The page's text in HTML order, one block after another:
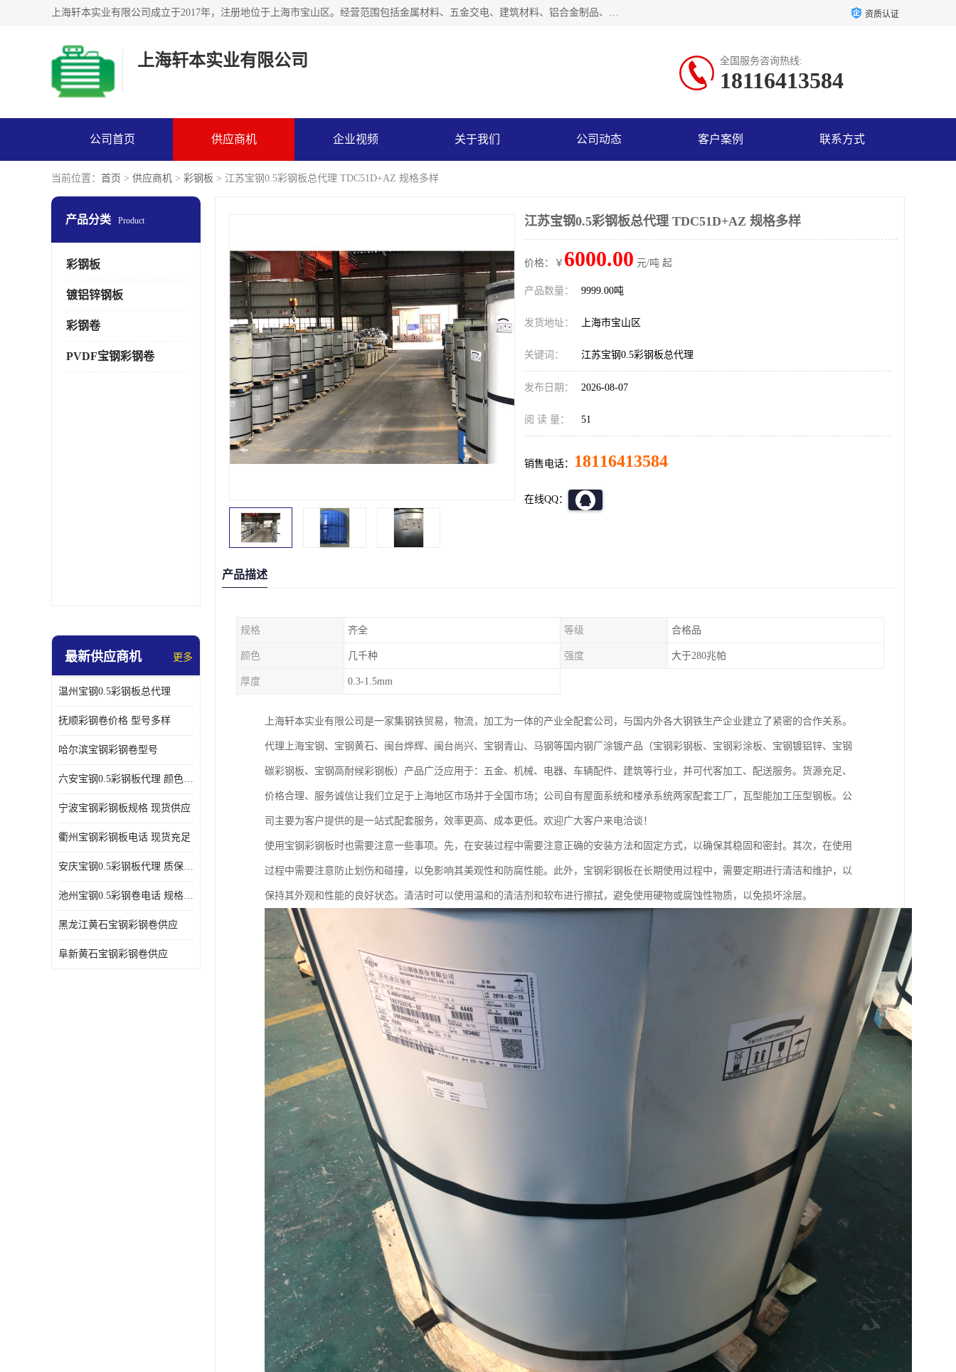
上海轩本实业有限公司成立于2017年，注册地位于上海市宝山区。经营范围包括金属材料、五金交电、建筑材料、铝合金制品、机械设备、电线电缆、装潢材料等；公司主营产品：宝钢彩钢板、宝钢彩钢卷、宝钢彩涂板、宝钢彩涂卷、宝钢高耐候彩钢板，宝钢氟碳彩钢板。是一家集钢铁贸易，物流、加工为一体的产业全配套公司。 资质认证
上海轩本实业有限公司 全国服务咨询热线:
18116413584
公司首页 供应商机 企业视频 关于我们 公司动态 客户案例 联系方式
当前位置： 首页 > 供应商机 > 彩钢板 > 江苏宝钢0.5彩钢板总代理 TDC51D+AZ 规格多样
产品分类 Product
彩钢板
镀铝锌钢板
彩钢卷
PVDF宝钢彩钢卷
最新供应商机 更多
温州宝钢0.5彩钢板总代理
抚顺彩钢卷价格 型号多样
哈尔滨宝钢彩钢卷型号
六安宝钢0.5彩钢板代理 颜色定制
宁波宝钢彩钢板规格 现货供应
衢州宝钢彩钢板电话 现货充足
安庆宝钢0.5彩钢板代理 质保十年起
池州宝钢0.5彩钢卷电话 规格多样
黑龙江黄石宝钢彩钢卷供应
阜新黄石宝钢彩钢卷供应
江苏宝钢0.5彩钢板总代理 TDC51D+AZ 规格多样
价格：￥ 6000.00 元/吨 起
产品数量： 9999.00吨
发货地址： 上海市宝山区
关键词： 江苏宝钢0.5彩钢板总代理
发布日期： 2026-08-07
阅 读 量： 51
销售电话： 18116413584
在线QQ：
产品描述
规格 齐全 等级 合格品
颜色 几千种 强度 大于280兆帕
厚度 0.3-1.5mm
上海轩本实业有限公司是一家集钢铁贸易，物流，加工为一体的产业全配套公司，与国内外各大钢铁生产企业建立了紧密的合作关系。
代理上海宝钢、宝钢黄石、闽台烨辉、闽台尚兴、宝钢青山、马钢等国内钢厂涂镀产品（宝钢彩钢板、宝钢彩涂板、宝钢镀铝锌、宝钢
碳彩钢板、宝钢高耐候彩钢板）产品广泛应用于：五金、机械、电器、车辆配件、建筑等行业，并可代客加工、配送服务。货源充足、
价格合理、服务诚信让我们立足于上海地区市场并于全国市场；公司自有屋面系统和楼承系统两家配套工厂，瓦型能加工压型钢板。公
司主要为客户提供的是一站式配套服务，效率更高、成本更低。欢迎广大客户来电洽谈！
使用宝钢彩钢板时也需要注意一些事项。先，在安装过程中需要注意正确的安装方法和固定方式，以确保其稳固和密封。其次，在使用
过程中需要注意防止划伤和碰撞，以免影响其美观性和防腐性能。此外，宝钢彩钢板在长期使用过程中，需要定期进行清洁和维护，以
保持其外观和性能的良好状态。清洁时可以使用温和的清洁剂和软布进行擦拭，避免使用硬物或腐蚀性物质，以免损坏涂层。